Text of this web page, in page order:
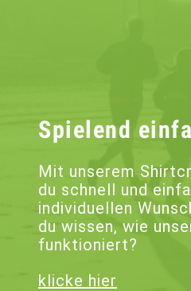
Spielend
Mit unserem
du schnell und
individuellen
du wissen, wie
funktioniert?
klicke hier